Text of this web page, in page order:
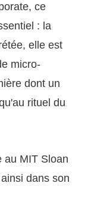
ce
: la
elle est
micro-
dont un
rituel du
au MIT Sloan
dans son